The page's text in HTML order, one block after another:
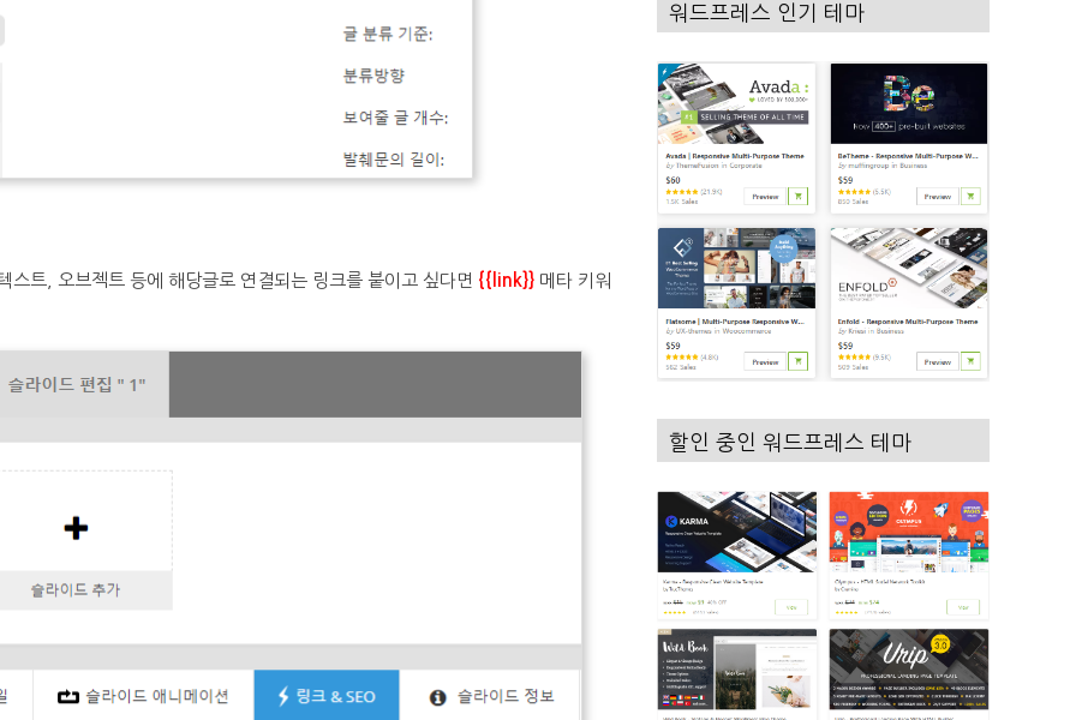
트, 오브젝트 등에 해당글로 연결되는 링크를 붙이고 싶다면 {{link}} 메타 키워
워드프레스 인기 테마
할인 중인 워드프레스 테마